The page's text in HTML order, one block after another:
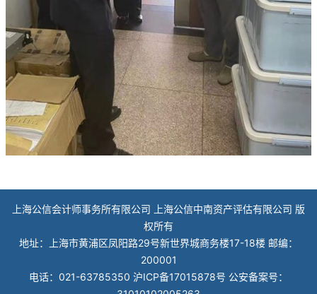
上海公信会计师事务所有限公司 上海公信中南资产评估有限公司 版
权所有
地址：上海市黄浦区凤阳路29号新世界城商务楼17-18楼 邮编：
200001
电话：021-63785350 沪ICP备17015878号 公安备案号：